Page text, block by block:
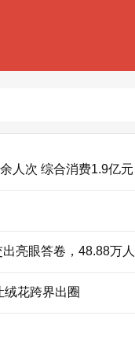
人次 综合消费1.9亿元
出亮眼答卷，48.88万
绒花跨界出圈